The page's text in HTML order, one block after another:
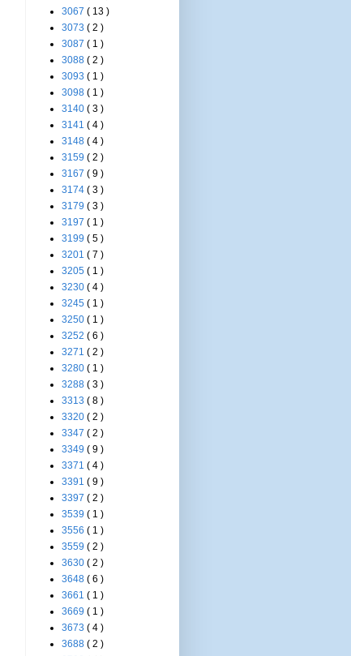
3067 ( 13 )
3073 ( 2 )
3087 ( 1 )
3088 ( 2 )
3093 ( 1 )
3098 ( 1 )
3140 ( 3 )
3141 ( 4 )
3148 ( 4 )
3159 ( 2 )
3167 ( 9 )
3174 ( 3 )
3179 ( 3 )
3197 ( 1 )
3199 ( 5 )
3201 ( 7 )
3205 ( 1 )
3230 ( 4 )
3245 ( 1 )
3250 ( 1 )
3252 ( 6 )
3271 ( 2 )
3280 ( 1 )
3288 ( 3 )
3313 ( 8 )
3320 ( 2 )
3347 ( 2 )
3349 ( 9 )
3371 ( 4 )
3391 ( 9 )
3397 ( 2 )
3539 ( 1 )
3556 ( 1 )
3559 ( 2 )
3630 ( 2 )
3648 ( 6 )
3661 ( 1 )
3669 ( 1 )
3673 ( 4 )
3688 ( 2 )